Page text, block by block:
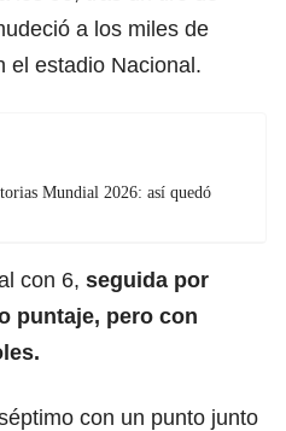
a los miles de
el estadio Nacional.
Mundial 2026: así quedó
con 6, seguida por
puntaje, pero con
con un punto junto